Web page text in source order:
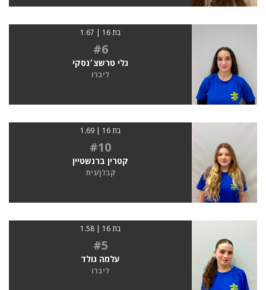
בת 16 | 1.67
#6
גלי טרשצ׳נסקי
ליברו
בת 16 | 1.69
#10
קטרין ברנשטיין
קבלן/נית
בת 16 | 1.58
#5
עלמה גולד
ליברו